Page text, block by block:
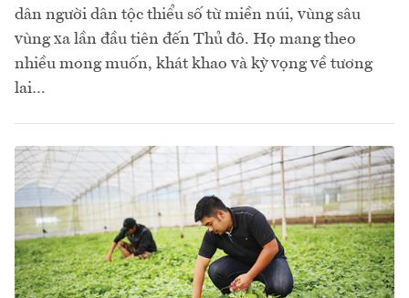
dân người dân tộc thiểu số từ miền núi, vùng sâu
vùng xa lần đầu tiên đến Thủ đô. Họ mang theo
nhiều mong muốn, khát khao và kỳ vọng về tương
lai…